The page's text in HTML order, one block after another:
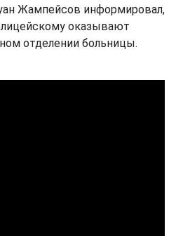
Жампейсов информировал,
оказывают
отделении больницы.